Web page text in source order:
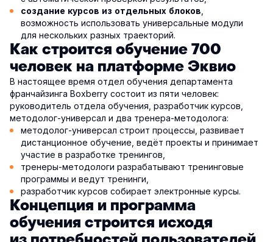
создание курсов из отдельных блоков
возможность использовать универсальные модули
для нескольких разных траекторий.
Как строится обучение 700
человек на платформе Эквио
В настоящее время отдел обучения департамента
франчайзинга Boxberry состоит из пяти человек:
руководитель отдела обучения, разработчик курсов,
методолог-универсал и два тренера-методолога:
методолог-универсал строит процессы, развивает
дистанционное обучение, ведёт проекты и принимает
участие в разработке тренингов,
тренеры-методологи разрабатывают тренинговые
программы и ведут тренинги,
разработчик курсов собирает электронные курсы.
Концепция и программа
обучения строится исходя